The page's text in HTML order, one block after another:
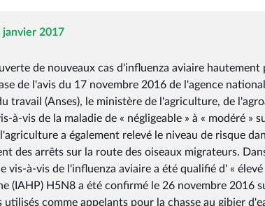
janvier 2017
de nouveaux cas d'influenza aviaire
de l'avis du 17 novembre 2016 de l'agence
travail (Anses), le ministère de l'agriculture, de
à-vis de la maladie de « négligeable » à « modéré
a également relevé le niveau de risque
des arrêts sur la route des oiseaux migrateurs.
vis-à-vis de l'influenza aviaire a été qualifié d' «
(IAHP) H5N8 a été confirmé le 26 novembre 2016
utilisés comme appelants pour la chasse au gibier